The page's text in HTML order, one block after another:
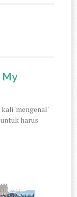
'mengenal'
harus